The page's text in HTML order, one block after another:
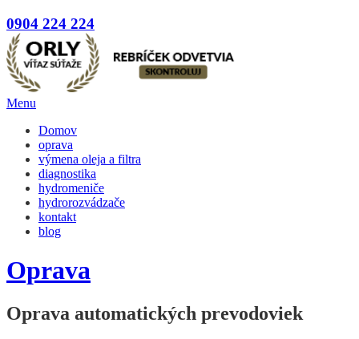
0904 224 224
Menu
Domov
oprava
výmena oleja a filtra
diagnostika
hydromeniče
hydrorozvádzače
kontakt
blog
Oprava
Oprava automatických prevodoviek